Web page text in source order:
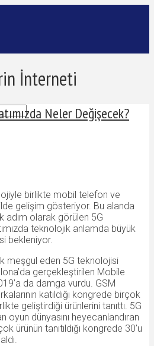
İnterneti
Neler Değişecek?
birlikte mobil telefon ve
gelişim gösteriyor. Bu alanda
adım olarak görülen 5G
teknolojik anlamda büyük
bekleniyor.
meşgul eden 5G teknolojisi
gerçekleştirilen Mobile
da damga vurdu. GSM
katıldığı kongrede birçok
geliştirdiği ürünlerini tanıttı. 5G
dünyasını heyecanlandıran
ürünün tanıtıldığı kongrede 30’u